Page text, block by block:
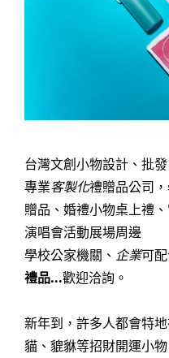
台灣文創小物設計、批
專業客製化禮贈品公司
贈品、婚禮小物桌上禮
演唱會活動展場周邊
學校公家機關、 企業可
禮品...歡迎洽詢。
新年到，許多人都會特
貓、貔貅等招財開運小